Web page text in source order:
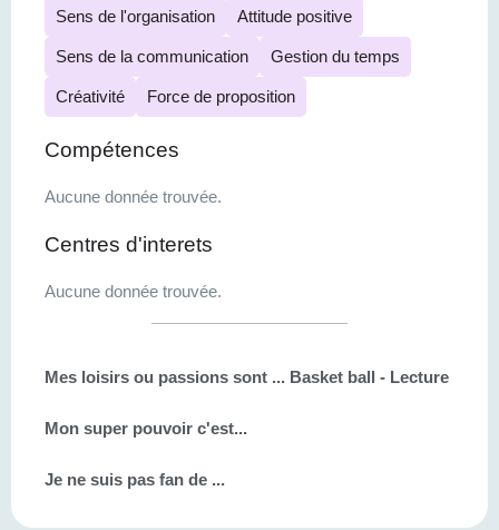
Sens de l'organisation Attitude positive
Sens de la communication Gestion du temps
Créativité Force de proposition
Compétences
Aucune donnée trouvée.
Centres d'interets
Aucune donnée trouvée.
Mes loisirs ou passions sont ... Basket ball - Lecture
Mon super pouvoir c'est...
Je ne suis pas fan de ...